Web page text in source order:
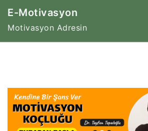
İçeriğe
E-Motivasyon
Motivasyon Adresin